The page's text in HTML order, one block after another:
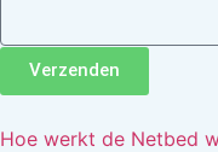
Verzenden
Hoe werkt de Netbed